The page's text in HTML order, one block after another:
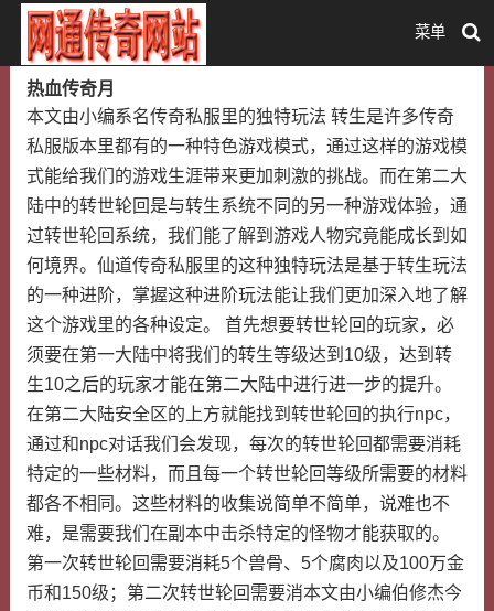
菜单
热血传奇月
本文由小编系名传奇私服里的独特玩法 转生是许多传奇
私服版本里都有的一种特色游戏模式，通过这样的游戏模
式能给我们的游戏生涯带来更加刺激的挑战。而在第二大
陆中的转世轮回是与转生系统不同的另一种游戏体验，通
过转世轮回系统，我们能了解到游戏人物究竟能成长到如
何境界。仙道传奇私服里的这种独特玩法是基于转生玩法
的一种进阶，掌握这种进阶玩法能让我们更加深入地了解
这个游戏里的各种设定。 首先想要转世轮回的玩家，必
须要在第一大陆中将我们的转生等级达到10级，达到转
生10之后的玩家才能在第二大陆中进行进一步的提升。
在第二大陆安全区的上方就能找到转世轮回的执行npc，
通过和npc对话我们会发现，每次的转世轮回都需要消耗
特定的一些材料，而且每一个转世轮回等级所需要的材料
都各不相同。这些材料的收集说简单不简单，说难也不
难，是需要我们在副本中击杀特定的怪物才能获取的。
第一次转世轮回需要消耗5个兽骨、5个腐肉以及100万金
币和150级；第二次转世轮回需要消本文由小编伯修杰今